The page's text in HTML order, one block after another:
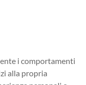
i comportamenti
alla propria